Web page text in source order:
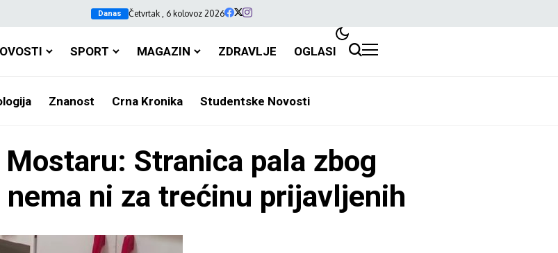
Danas Četvrtak , 6 kolovoz 2026
SPORT MAGAZIN ZDRAVLJE OGLASI
Znanost Crna Kronika Studentske Novosti
Stranica pala zbog
ni za trećinu prijavljenih